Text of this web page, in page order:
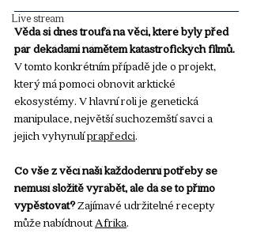
Live stream
Věda si dnes troufá na věci, které byly před
pár dekádami námětem katastrofických filmů.
V tomto konkrétním případě jde o projekt,
který má pomoci obnovit arktické
ekosystémy. V hlavní roli je genetická
manipulace, největší suchozemští savci a
jejich vyhynulí prapředci.
Co vše z věcí naší každodenní potřeby se
nemusí složitě vyrábět, ale dá se to přímo
vypěstovat? Zajímavé udržitelné recepty
může nabídnout Afrika.